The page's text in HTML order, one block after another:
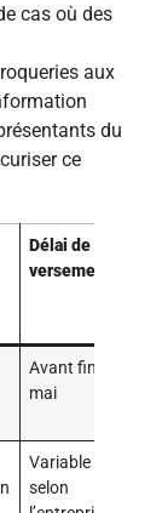
cas où des
aux
du
ce
Délai de
versement
Avant fin
mai
Variable
selon